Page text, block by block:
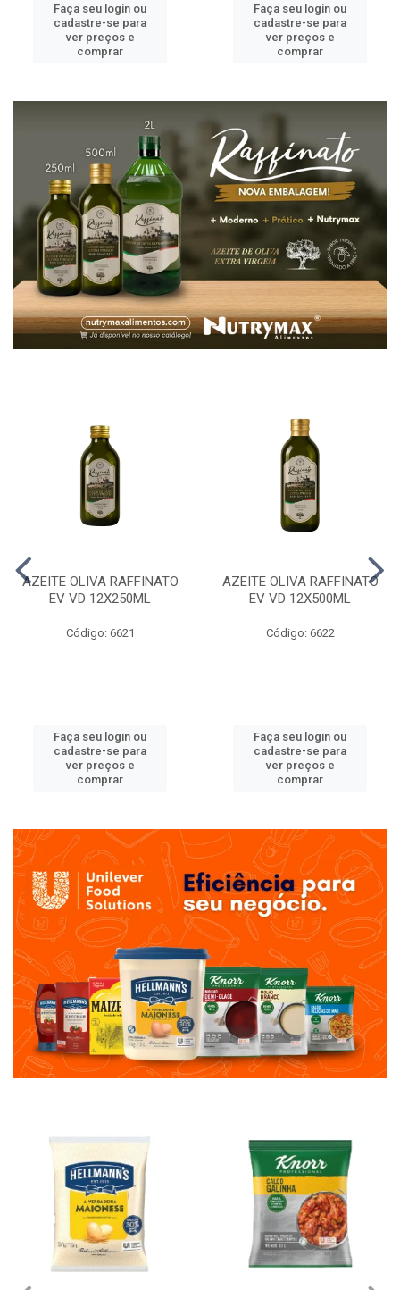
Faça seu login ou
cadastre-se para
ver preços e
comprar
Faça seu login ou
cadastre-se para
ver preços e
comprar
AZEITE OLIVA RAFFINATO
EV VD 12X250ML
Código: 6621
Faça seu login ou
cadastre-se para
ver preços e
comprar
AZEITE OLIVA RAFFINATO
EV VD 12X500ML
Código: 6622
Faça seu login ou
cadastre-se para
ver preços e
comprar